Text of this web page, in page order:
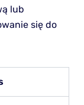
lub
się do